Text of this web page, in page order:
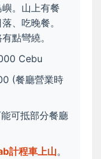
。山上有餐
、吃晚餐。
點彎繞。
Cebu
(餐廳營業時
可抵部分餐廳
計程車上山。